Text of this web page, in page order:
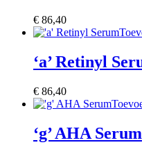
€ 86,40
‘a’ Retinyl
€ 86,40
‘g’ AHA Serum